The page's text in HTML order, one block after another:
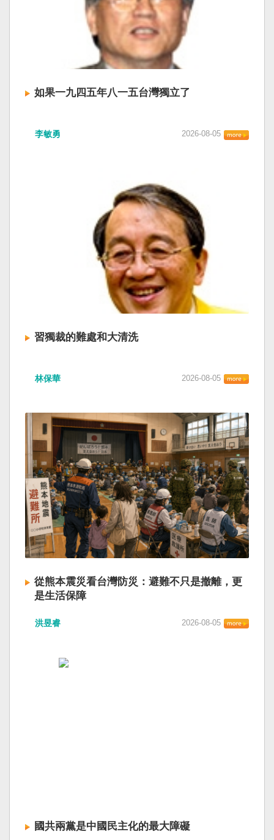
如果一九四五年八一五台灣獨立了
李敏勇 2026-08-05
習獨裁的難處和大清洗
林保華 2026-08-05
從熊本震災看台灣防災：避難不只是撤離，更
是生活保障
洪昱睿 2026-08-05
國共兩黨是中國民主化的最大障礙